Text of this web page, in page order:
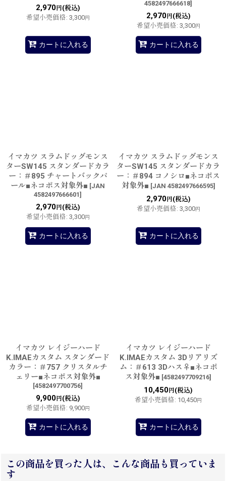
2,970円(税込)
希望小売価格: 3,300円
カートに入れる
4582497666618]
2,970円(税込)
希望小売価格: 3,300円
カートに入れる
イマカツ スラムドッグモンス
ターSW145 スタンダードカラ
ー：＃895 チャートバックパ
ール■ネコポス対象外■ [JAN
4582497666601]
2,970円(税込)
希望小売価格: 3,300円
カートに入れる
イマカツ スラムドッグモンス
ターSW145 スタンダードカラ
ー：＃894 コノシロ■ネコポス
対象外■ [JAN 4582497666595]
2,970円(税込)
希望小売価格: 3,300円
カートに入れる
イマカツ レイジーハード
K.IMAEカスタム スタンダード
カラー：＃757 クリスタルチ
ェリー■ネコポス対象外■
[4582497700756]
9,900円(税込)
希望小売価格: 9,900円
カートに入れる
イマカツ レイジーハード
K.IMAEカスタム 3Dリアリズ
ム：＃613 3Dハス♀■ネコポ
ス対象外■ [4582497709216]
10,450円(税込)
希望小売価格: 10,450円
カートに入れる
この商品を買った人は、こんな商品も買っていま
す